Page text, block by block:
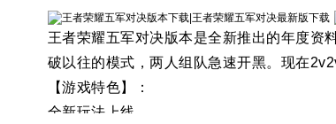
王者荣耀五军对决版本是全新推出的年度资
破以往的模式，两人组队急速开黑。现在
【游戏特色】：
全新玩法上线